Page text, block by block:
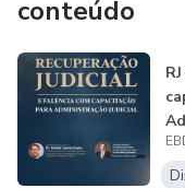
negócios alcançarem
conteúdo